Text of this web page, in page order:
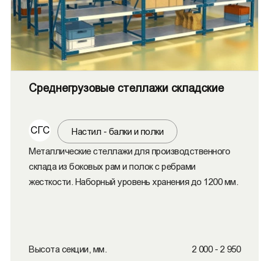
Среднегрузовые стеллажи складские
СГС
Настил - балки и полки
Металлические стеллажи для производственного
склада из боковых рам и полок с ребрами
жесткости. Наборный уровень хранения до 1200 мм.
Высота секции, мм. 2 000 - 2 950